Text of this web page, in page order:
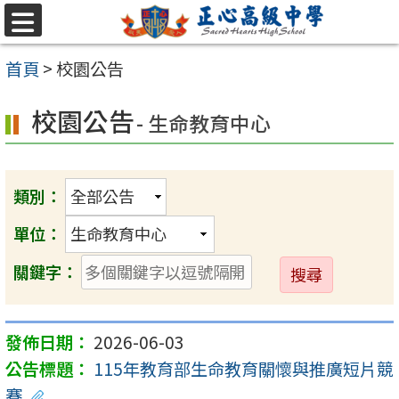
跳至主要內容區
選
單
首頁 >校園公告
校園公告- 生命教育中心
類別：
單位：
關鍵字：
送
出
2026-06-03
115年教育部生命教育關懷與推廣短片競